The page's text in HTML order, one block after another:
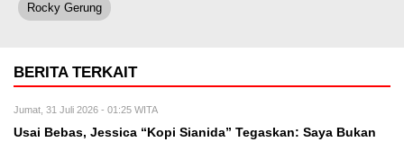
Rocky Gerung
BERITA TERKAIT
Jumat, 31 Juli 2026 - 01:25 WITA
Usai Bebas, Jessica “Kopi Sianida” Tegaskan: Saya Bukan